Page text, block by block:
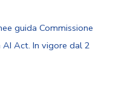
guida Commissione
Act. In vigore dal 2